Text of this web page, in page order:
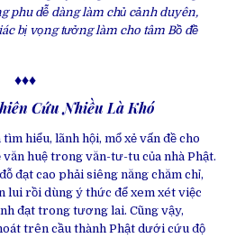
phu dễ dàng làm chủ cảnh duyên,
bị vọng tưởng làm cho tâm Bồ đề
♦♦♦
Cứu Nhiều Là Khó
hiểu, lãnh hội, mổ xẻ vấn đề cho
huệ trong văn-tư-tu của nhà Phật.
đạt cao phải siêng năng chăm chỉ,
lui rồi dùng ý thức để xem xét việc
đạt trong tương lai. Cũng vậy,
trên cầu thành Phật dưới cứu độ